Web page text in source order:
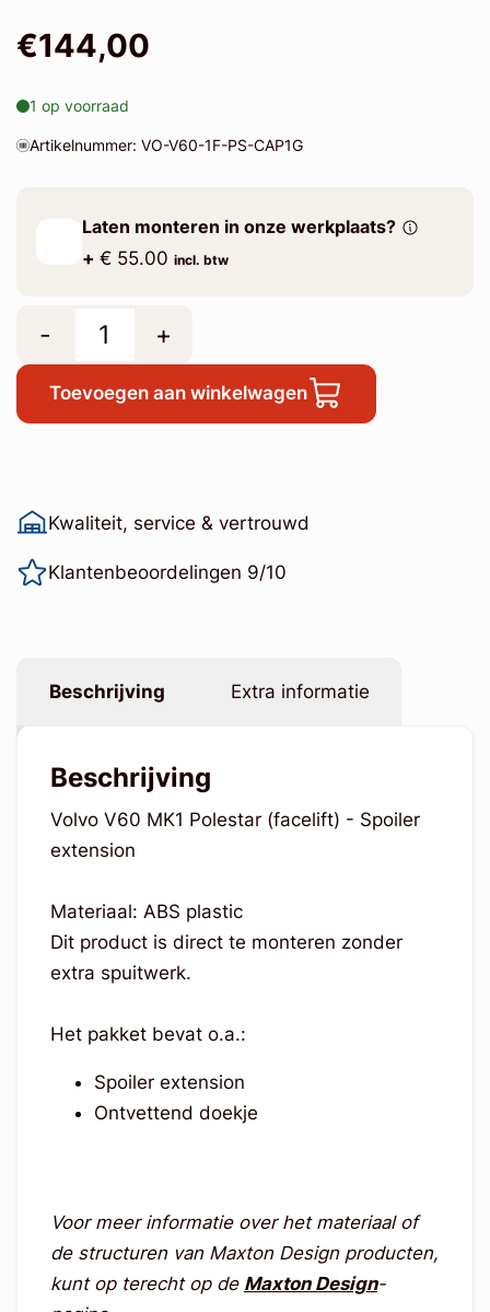
€144,00
1 op voorraad
Artikelnummer: VO-V60-1F-PS-CAP1G
Laten monteren in onze werkplaats?
+ € 55.00 incl. btw
- +
Toevoegen aan winkelwagen
Kwaliteit, service & vertrouwd
Klantenbeoordelingen 9/10
Beschrijving Extra informatie
Beschrijving
Volvo V60 MK1 Polestar (facelift) - Spoiler
extension
Materiaal: ABS plastic
Dit product is direct te monteren zonder
extra spuitwerk.
Het pakket bevat o.a.:
Spoiler extension
Ontvettend doekje
Voor meer informatie over het materiaal of
de structuren van Maxton Design producten,
kunt op terecht op de Maxton Design-